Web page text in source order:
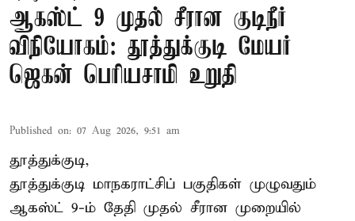
ஆகஸ்ட் 9 முதல் சீரான குடிநீர்
விநியோகம்: தூத்துக்குடி மேயர்
ஜெகன் பெரியசாமி உறுதி
Published on: 07 Aug 2026, 9:51 am
தூத்துக்குடி,
தூத்துக்குடி மாநகராட்சிப் பகுதிகள் முழுவதும்
ஆகஸ்ட் 9-ம் தேதி முதல் சீரான முறையில்